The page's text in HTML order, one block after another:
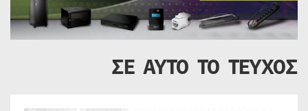
ΣΕ ΑΥΤΟ ΤΟ ΤΕΥΧΟΣ